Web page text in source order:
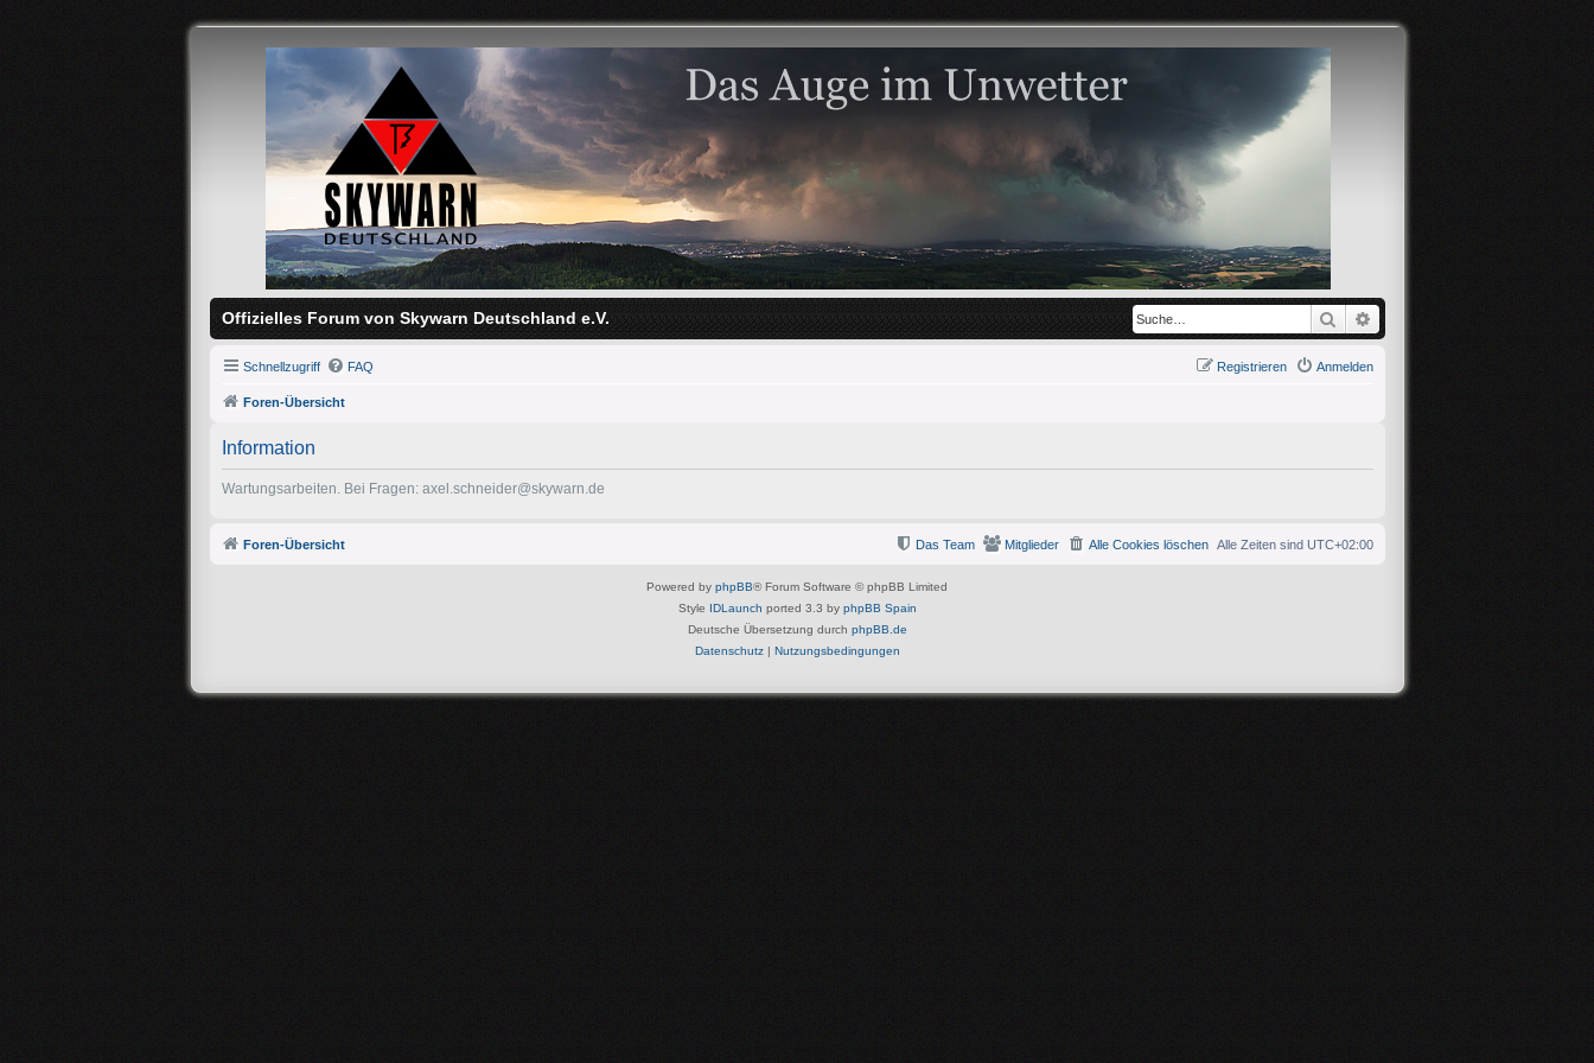
Offizielles Forum von Skywarn Deutschland e.V. Suche
Schnellzugriff FAQ Anmelden
Registrieren
Foren-Übersicht
Information
Wartungsarbeiten. Bei Fragen: axel.schneider@skywarn.de
Foren-Übersicht Alle Zeiten sind UTC+02:00
Alle Cookies löschen
Mitglieder
Das Team
Powered by phpBB® Forum Software © phpBB Limited
Style IDLaunch ported 3.3 by phpBB Spain
Deutsche Übersetzung durch phpBB.de
Datenschutz| Nutzungsbedingungen